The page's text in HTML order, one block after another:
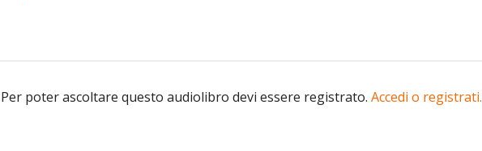
Per poter ascoltare questo audiolibro devi essere registrato. Accedi o registrati.